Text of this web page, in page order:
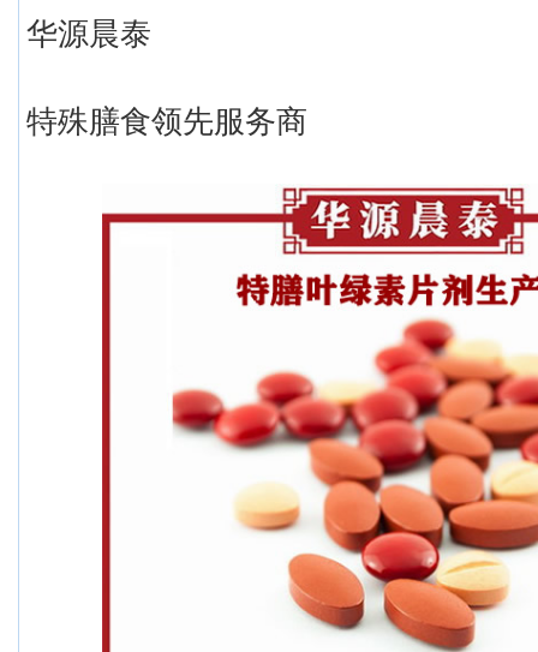
华源晨泰
特殊膳食领先服务商